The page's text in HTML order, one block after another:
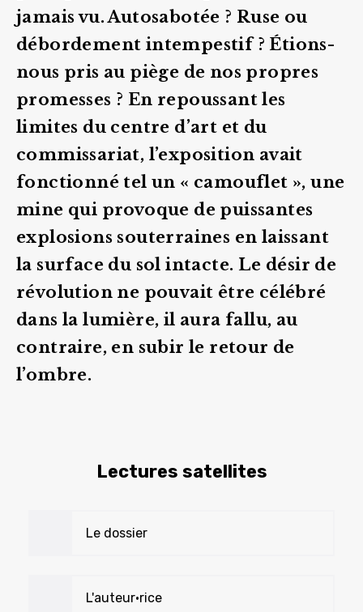
jamais vu. Autosabotée ? Ruse ou
débordement intempestif ? Étions-
nous pris au piège de nos propres
promesses ? En repoussant les
limites du centre d’art et du
commissariat, l’exposition avait
fonctionné tel un « camouflet », une
mine qui provoque de puissantes
explosions souterraines en laissant
la surface du sol intacte. Le désir de
révolution ne pouvait être célébré
dans la lumière, il aura fallu, au
contraire, en subir le retour de
l’ombre.
Lectures satellites
Le dossier
L'auteur•rice